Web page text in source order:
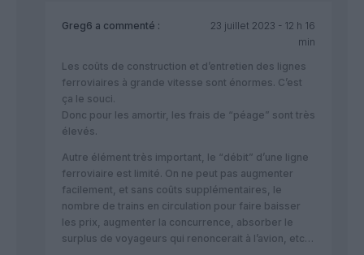
Greg6 a commenté :
23 juillet 2023 - 12 h 16
min
Les coûts de construction et d’entretien des lignes
ferroviaires à grande vitesse sont énormes. C’est
ça le souci.
Donc pour les amortir, les frais de “péage” sont très
élevés.
Autre élément très important, le “débit” d’une ligne
ferroviaire est limité. On ne peut pas augmenter
facilement, et sans coûts supplémentaires, le
nombre de trains en circulation pour faire baisser
les prix, augmenter la concurrence, absorber le
surplus de voyageurs qui renoncerait à l’avion, etc…